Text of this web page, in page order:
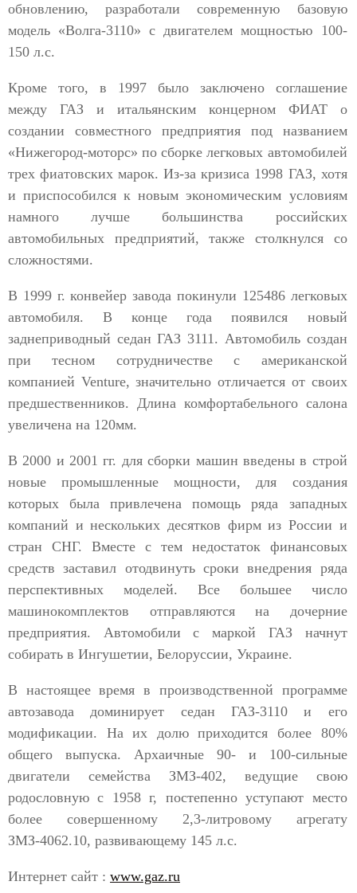
обновлению, разработали современную базовую
модель «Волга-3110» с двигателем мощностью 100-
150 л.с.
Кроме того, в 1997 было заключено соглашение
между ГАЗ и итальянским концерном ФИАТ о
создании совместного предприятия под названием
«Нижегород-моторс» по сборке легковых автомобилей
трех фиатовских марок. Из-за кризиса 1998 ГАЗ, хотя
и приспособился к новым экономическим условиям
намного лучше большинства российских
автомобильных предприятий, также столкнулся со
сложностями.
В 1999 г. конвейер завода покинули 125486 легковых
автомобиля. В конце года появился новый
заднеприводный седан ГАЗ 3111. Автомобиль создан
при тесном сотрудничестве с американской
компанией Venture, значительно отличается от своих
предшественников. Длина комфортабельного салона
увеличена на 120мм.
В 2000 и 2001 гг. для сборки машин введены в строй
новые промышленные мощности, для создания
которых была привлечена помощь ряда западных
компаний и нескольких десятков фирм из России и
стран СНГ. Вместе с тем недостаток финансовых
средств заставил отодвинуть сроки внедрения ряда
перспективных моделей. Все большее число
машинокомплектов отправляются на дочерние
предприятия. Автомобили с маркой ГАЗ начнут
собирать в Ингушетии, Белоруссии, Украине.
В настоящее время в производственной программе
автозавода доминирует седан ГАЗ-3110 и его
модификации. На их долю приходится более 80%
общего выпуска. Архаичные 90- и 100-сильные
двигатели семейства ЗМЗ-402, ведущие свою
родословную с 1958 г, постепенно уступают место
более совершенному 2,3-литровому агрегату
ЗМЗ-4062.10, развивающему 145 л.с.
Интернет сайт : www.gaz.ru